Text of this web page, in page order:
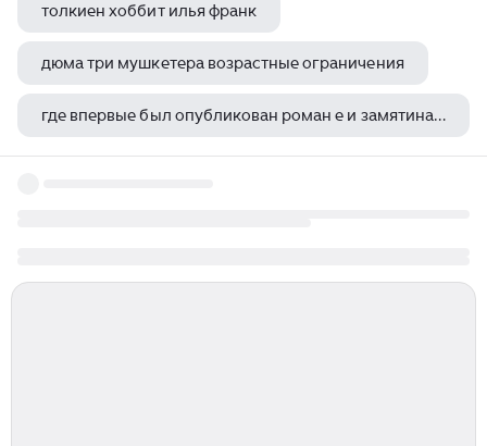
толкиен хоббит илья франк
дюма три мушкетера возрастные ограничения
где впервые был опубликован роман е и замятина мы